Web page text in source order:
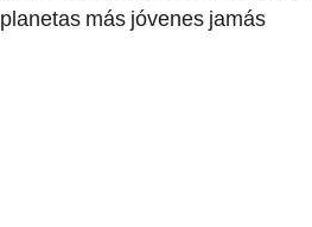
más jóvenes jamás